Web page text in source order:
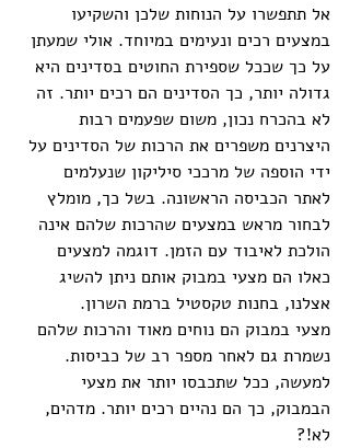
אל תתפשרו על הנוחות שלכן והשקיעו
במצעים רכים ונעימים במיוחד. אולי שמעתן
על כך שככל שספירת החוטים בסדינים היא
גדולה יותר, כך הסדינים הם רכים יותר. זה
לא בהכרח נכון, משום שפעמים רבות
היצרנים משפרים את הרכות של הסדינים על
ידי הוספה של מרככי סיליקון שנעלמים
לאתר הכביסה הראשונה. בשל כך, מומלץ
לבחור מראש במצעים שהרכות שלהם אינה
הולכת לאיבוד עם הזמן. דוגמה למצעים
כאלו הם מצעי במבוק אותם ניתן להשיג
אצלנו, בחנות טקסטיל ברמת השרון.
מצעי במבוק הם נוחים מאוד והרכות שלהם
נשמרת גם לאחר מספר רב של כביסות.
למעשה, ככל שתכבסו יותר את מצעי
הבמבוק, כך הם נהיים רכים יותר. מדהים,
לא!?